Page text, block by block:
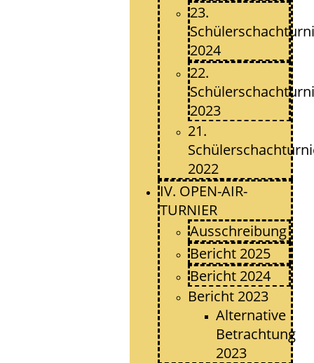
23.
2024
22.
2023
21.
2022
IV. OPEN-AIR-
TURNIER
Ausschreibung
Bericht 2025
Bericht 2024
Bericht 2023
Alternative
Betrachtung
2023